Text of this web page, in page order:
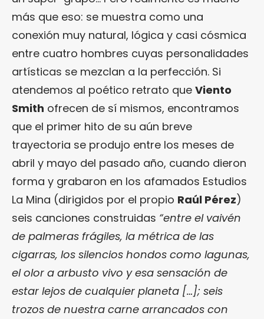
más que eso: se muestra como una
conexión muy natural, lógica y casi cósmica
entre cuatro hombres cuyas personalidades
artísticas se mezclan a la perfección. Si
atendemos al poético retrato que Viento
Smith ofrecen de sí mismos, encontramos
que el primer hito de su aún breve
trayectoria se produjo entre los meses de
abril y mayo del pasado año, cuando dieron
forma y grabaron en los afamados Estudios
La Mina (dirigidos por el propio Raúl Pérez)
seis canciones construidas “entre el vaivén
de palmeras frágiles, la métrica de las
cigarras, los silencios hondos como lagunas,
el olor a arbusto vivo y esa sensación de
estar lejos de cualquier planeta […]; seis
trozos de nuestra carne arrancados con